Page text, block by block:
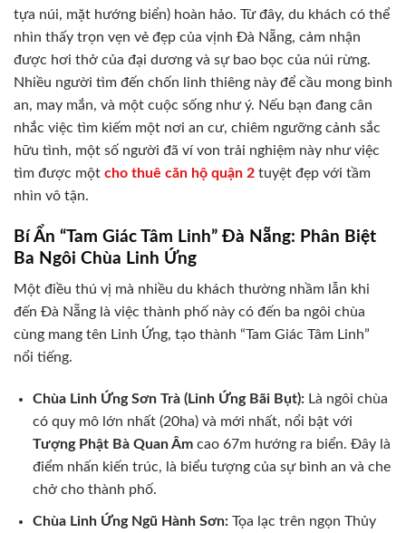
tựa núi, mặt hướng biển) hoàn hảo. Từ đây, du khách có thể
nhìn thấy trọn vẹn vẻ đẹp của vịnh Đà Nẵng, cảm nhận
được hơi thở của đại dương và sự bao bọc của núi rừng.
Nhiều người tìm đến chốn linh thiêng này để cầu mong bình
an, may mắn, và một cuộc sống như ý. Nếu bạn đang cân
nhắc việc tìm kiếm một nơi an cư, chiêm ngưỡng cảnh sắc
hữu tình, một số người đã ví von trải nghiệm này như việc
tìm được một cho thuê căn hộ quận 2 tuyệt đẹp với tầm
nhìn vô tận.
Bí Ẩn “Tam Giác Tâm Linh” Đà Nẵng: Phân Biệt
Ba Ngôi Chùa Linh Ứng
Một điều thú vị mà nhiều du khách thường nhầm lẫn khi
đến Đà Nẵng là việc thành phố này có đến ba ngôi chùa
cùng mang tên Linh Ứng, tạo thành “Tam Giác Tâm Linh”
nổi tiếng.
Chùa Linh Ứng Sơn Trà (Linh Ứng Bãi Bụt):Là ngôi chùa
có quy mô lớn nhất (20ha) và mới nhất, nổi bật với
Tượng Phật Bà Quan Âmcao 67m hướng ra biển. Đây là
điểm nhấn kiến trúc, là biểu tượng của sự bình an và che
chở cho thành phố.
Chùa Linh Ứng Ngũ Hành Sơn:Tọa lạc trên ngọn Thủy